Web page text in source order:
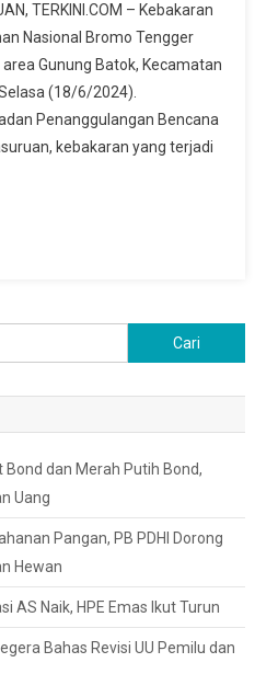
Taman
Nasional
Bromo
Tengger,
50
Hektar
TERKINI.COM – Kebakaran
Nasional Bromo Tengger
Gunung Batok, Kecamatan
(18/6/2024).
Penanggulangan Bencana
kebakaran yang terjadi
untuk:
dan Merah Putih Bond,
Uang
Pangan, PB PDHI Dorong
Hewan
AS Naik, HPE Emas Ikut Turun
Bahas Revisi UU Pemilu dan